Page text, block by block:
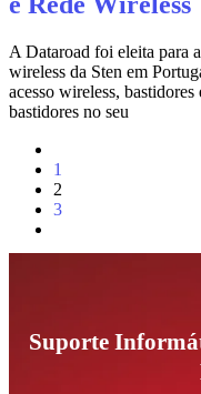
A Dataroad foi eleita para
wireless da Sten em
acesso wireless,
bastidores no seu
1
2
3
Suporte